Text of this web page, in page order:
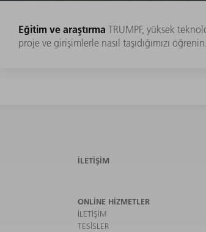
Eğitim ve araştırma TRUMPF, yüksek
proje ve girişimlerle nasıl taşıdığımızı öğrenin.
İLETIŞIM
ONLINE HIZMETLER
İLETIŞIM
TESISLER